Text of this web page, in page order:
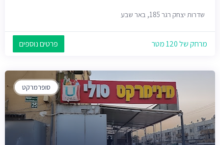
שדרות יצחק רגר 185, באר שבע
מרחק של 120 מטר פרטים נוספים
סופרמרקט